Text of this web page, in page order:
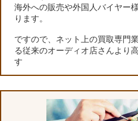
海外への販売や外国人バイヤー
ります。
ですので、ネット上の買取専門
る従来のオーディオ店さんより
す